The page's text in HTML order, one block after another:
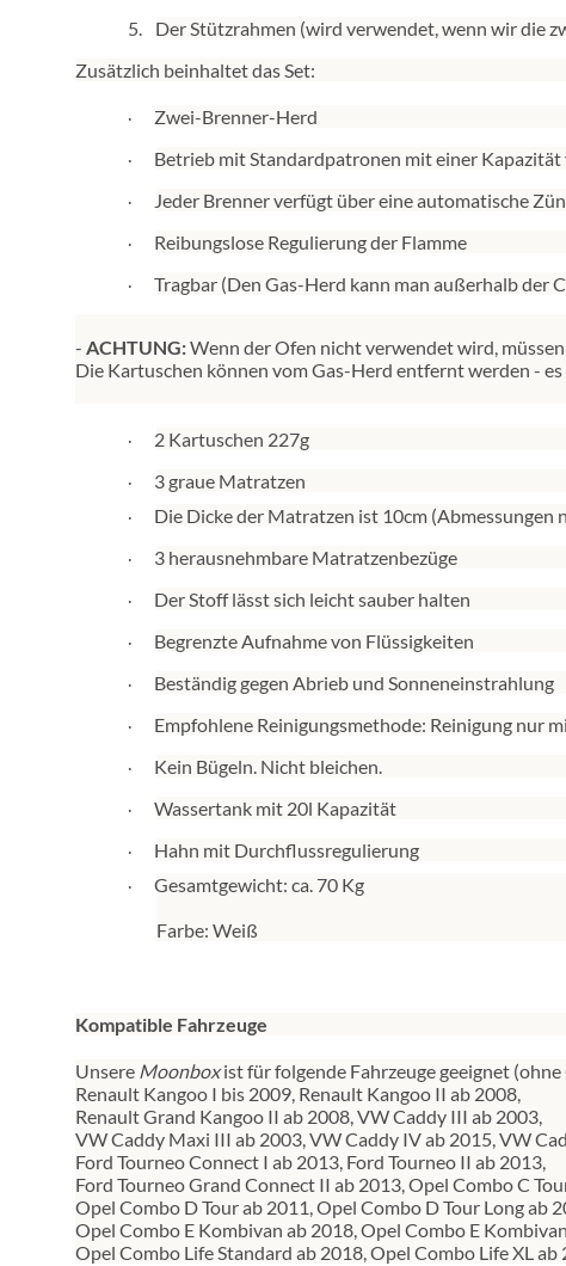
5.
Der Stützrahmen (wird verwendet, wenn wir die
Zusätzlich beinhaltet das Set:
· Zwei-Brenner-Herd
· Betrieb mit Standardpatronen mit einer
· Jeder Brenner verfügt über eine automatische
· Reibungslose Regulierung der Flamme
· Tragbar (Den Gas-Herd kann man außerhalb der
- ACHTUNG:Wenn der Ofen nicht verwendet wird,
Die Kartuschen können vom Gas-Herd entfernt werden -
· 2 Kartuschen 227g
· 3 graue Matratzen
· Die Dicke der Matratzen ist 10cm (Abmessungen
· 3 herausnehmbare Matratzenbezüge
· Der Stoff lässt sich leicht sauber halten
· Begrenzte Aufnahme von Flüssigkeiten
· Beständig gegen Abrieb und Sonneneinstrahlung
· Empfohlene Reinigungsmethode: Reinigung nur
· Kein Bügeln. Nicht bleichen.
· Wassertank mit 20l Kapazität
· Hahn mit Durchflussregulierung
·
Gesamtgewicht: ca. 70 Kg
Farbe: Weiß
Kompatible Fahrzeuge
Unsere Moonboxist für folgende Fahrzeuge geeignet
Renault Kangoo I bis 2009, Renault Kangoo II ab 2008,
Renault Grand Kangoo II ab 2008, VW Caddy III ab 2003,
VW Caddy Maxi III ab 2003, VW Caddy IV ab 2015, VW
Ford Tourneo Connect I ab 2013, Ford Tourneo II ab 2013,
Ford Tourneo Grand Connect II ab 2013, Opel Combo C
Opel Combo D Tour ab 2011, Opel Combo D Tour Long ab
Opel Combo E Kombivan ab 2018, Opel Combo E
Opel Combo Life Standard ab 2018, Opel Combo Life XL ab